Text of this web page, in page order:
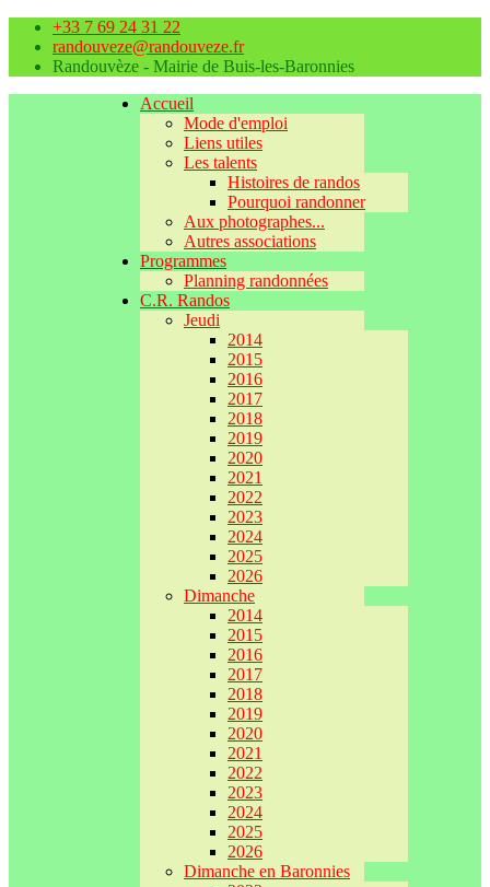
+33 7 69 24 31 22
randouveze@randouveze.fr
Randouvèze - Mairie de Buis-les-Baronnies
Accueil
Mode d'emploi
Liens utiles
Les talents
Histoires de randos
Pourquoi randonner
Aux photographes...
Autres associations
Programmes
Planning randonnées
C.R. Randos
Jeudi
2014
2015
2016
2017
2018
2019
2020
2021
2022
2023
2024
2025
2026
Dimanche
2014
2015
2016
2017
2018
2019
2020
2021
2022
2023
2024
2025
2026
Dimanche en Baronnies